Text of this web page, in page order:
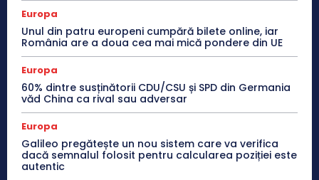
Europa
Unul din patru europeni cumpără bilete online, iar
România are a doua cea mai mică pondere din UE
Europa
60% dintre susținătorii CDU/CSU și SPD din Germania
văd China ca rival sau adversar
Europa
Galileo pregătește un nou sistem care va verifica
dacă semnalul folosit pentru calcularea poziției este
autentic